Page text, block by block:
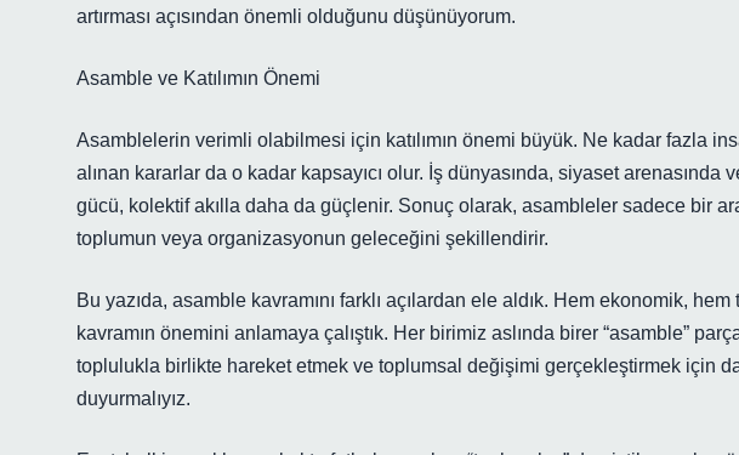
artırması açısından önemli olduğunu düşünüyorum.
Asamble ve Katılımın Önemi
Asamblelerin verimli olabilmesi için katılımın önemi büyük. Ne kadar fazla
alınan kararlar da o kadar kapsayıcı olur. İş dünyasında, siyaset
gücü, kolektif akılla daha da güçlenir. Sonuç olarak, asambleler sadece bir
toplumun veya organizasyonun geleceğini şekillendirir.
Bu yazıda, asamble kavramını farklı açılardan ele aldık. Hem ekonomik,
kavramın önemini anlamaya çalıştık. Her birimiz aslında birer “asamble”
toplulukla birlikte hareket etmek ve toplumsal değişimi gerçekleştirmek için
duyurmalıyız.